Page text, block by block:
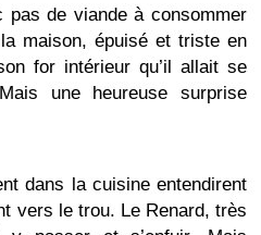
pas de viande à consommer
maison, épuisé et triste en
for intérieur qu’il allait se
une heureuse surprise
dans la cuisine entendirent
vers le trou. Le Renard, très